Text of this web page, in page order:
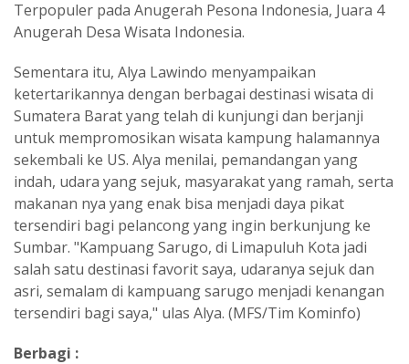
Terpopuler pada Anugerah Pesona Indonesia, Juara 4
Anugerah Desa Wisata Indonesia.
Sementara itu, Alya Lawindo menyampaikan
ketertarikannya dengan berbagai destinasi wisata di
Sumatera Barat yang telah di kunjungi dan berjanji
untuk mempromosikan wisata kampung halamannya
sekembali ke US. Alya menilai, pemandangan yang
indah, udara yang sejuk, masyarakat yang ramah, serta
makanan nya yang enak bisa menjadi daya pikat
tersendiri bagi pelancong yang ingin berkunjung ke
Sumbar. "Kampuang Sarugo, di Limapuluh Kota jadi
salah satu destinasi favorit saya, udaranya sejuk dan
asri, semalam di kampuang sarugo menjadi kenangan
tersendiri bagi saya," ulas Alya. (MFS/Tim Kominfo)
Berbagi :